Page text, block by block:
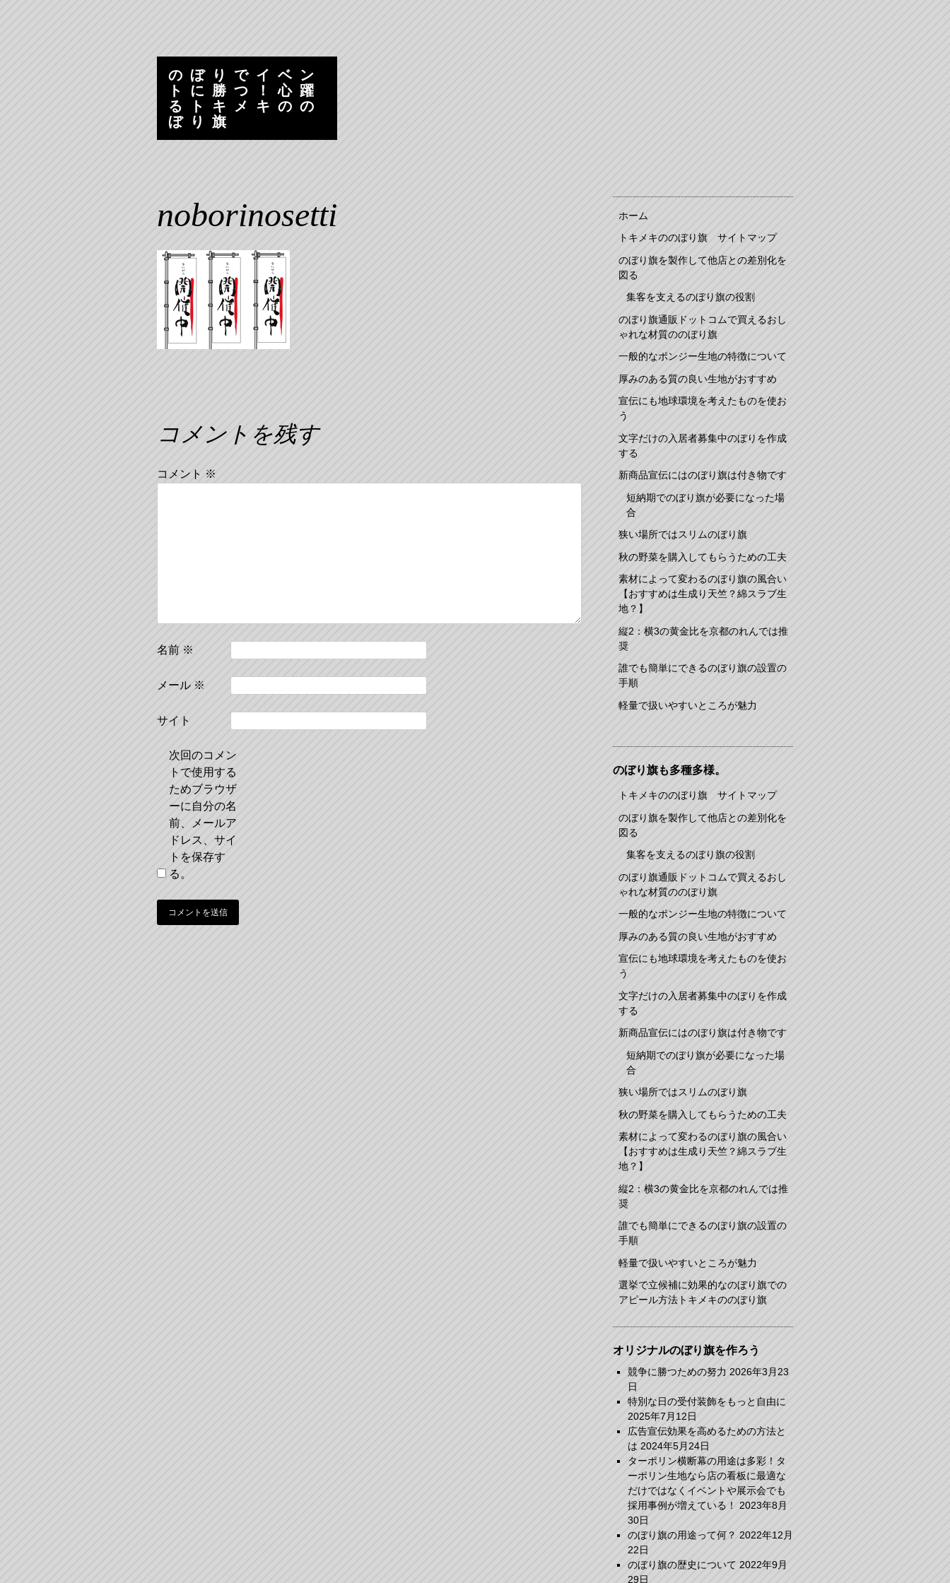
ン
ッ
ー
ス
のぼりでイベン
トに勝つ！心躍
るトキメキのの
ぼり旗
noborinosetti
コメントを残す
コメント ※
名前 ※
メール ※
サイト
次回のコメン
トで使用する
ためブラウザ
ーに自分の名
前、メールア
ドレス、サイ
トを保存す
る。
ホーム
トキメキののぼり旗 サイトマップ
のぼり旗を製作して他店との差別化を
図る
集客を支えるのぼり旗の役割
のぼり旗通販ドットコムで買えるおし
ゃれな材質ののぼり旗
一般的なポンジー生地の特徴について
厚みのある質の良い生地がおすすめ
宣伝にも地球環境を考えたものを使お
う
文字だけの入居者募集中のぼりを作成
する
新商品宣伝にはのぼり旗は付き物です
短納期でのぼり旗が必要になった場
合
狭い場所ではスリムのぼり旗
秋の野菜を購入してもらうための工夫
素材によって変わるのぼり旗の風合い
【おすすめは生成り天竺？綿スラブ生
地？】
縦2：横3の黄金比を京都のれんでは推
奨
誰でも簡単にできるのぼり旗の設置の
手順
軽量で扱いやすいところが魅力
のぼり旗も多種多様。
トキメキののぼり旗 サイトマップ
のぼり旗を製作して他店との差別化を
図る
集客を支えるのぼり旗の役割
のぼり旗通販ドットコムで買えるおし
ゃれな材質ののぼり旗
一般的なポンジー生地の特徴について
厚みのある質の良い生地がおすすめ
宣伝にも地球環境を考えたものを使お
う
文字だけの入居者募集中のぼりを作成
する
新商品宣伝にはのぼり旗は付き物です
短納期でのぼり旗が必要になった場
合
狭い場所ではスリムのぼり旗
秋の野菜を購入してもらうための工夫
素材によって変わるのぼり旗の風合い
【おすすめは生成り天竺？綿スラブ生
地？】
縦2：横3の黄金比を京都のれんでは推
奨
誰でも簡単にできるのぼり旗の設置の
手順
軽量で扱いやすいところが魅力
選挙で立候補に効果的なのぼり旗での
アピール方法トキメキののぼり旗
オリジナルのぼり旗を作ろう
競争に勝つための努力 2026年3月23
日
特別な日の受付装飾をもっと自由に
2025年7月12日
広告宣伝効果を高めるための方法と
は 2024年5月24日
ターポリン横断幕の用途は多彩！タ
ーポリン生地なら店の看板に最適な
だけではなくイベントや展示会でも
採用事例が増えている！
2023年8月
30日
のぼり旗の用途って何？ 2022年12月
22日
のぼり旗の歴史について 2022年9月
29日